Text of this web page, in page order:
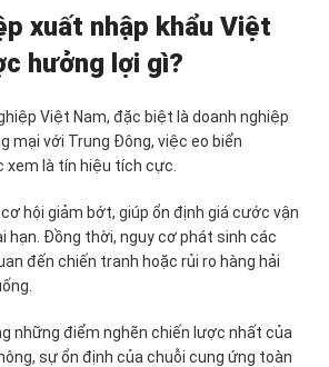
xuất nhập khẩu Việt
hưởng lợi gì?
Việt Nam, đặc biệt là doanh nghiệp
mại với Trung Đông, việc eo biển
là tín hiệu tích cực.
hội giảm bớt, giúp ổn định giá cước vận
hạn. Đồng thời, nguy cơ phát sinh các
đến chiến tranh hoặc rủi ro hàng hải
những điểm nghẽn chiến lược nhất của
sự ổn định của chuỗi cung ứng toàn